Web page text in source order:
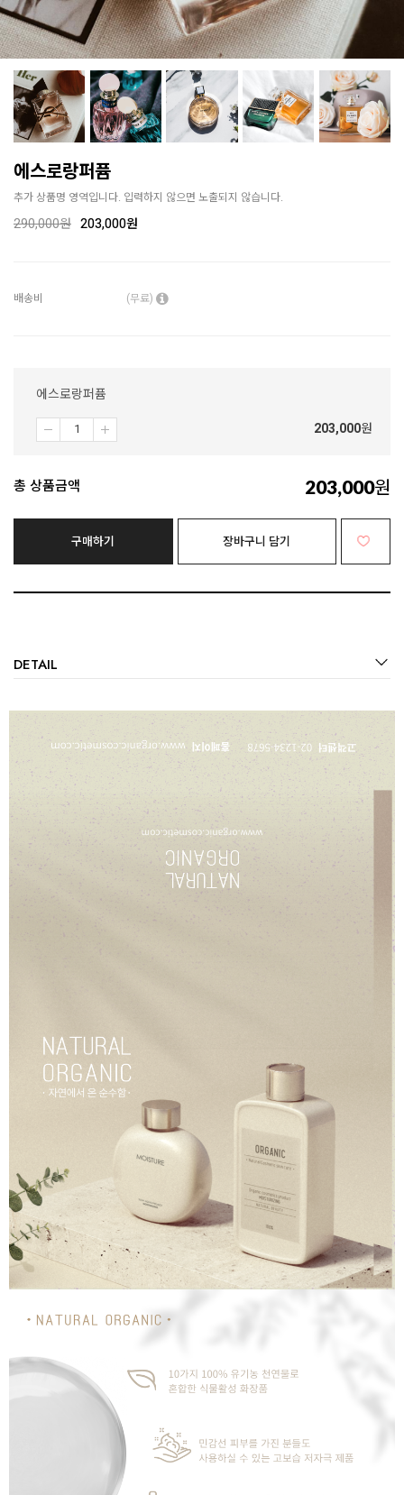
에스로랑퍼퓸
추가 상품명 영역입니다. 입력하지 않으면 노출되지 않습니다.
290,000원 203,000원
배송비 (무료)
에스로랑퍼퓸
203,000원
총 상품금액 203,000원
구매하기 장바구니 담기
DETAIL